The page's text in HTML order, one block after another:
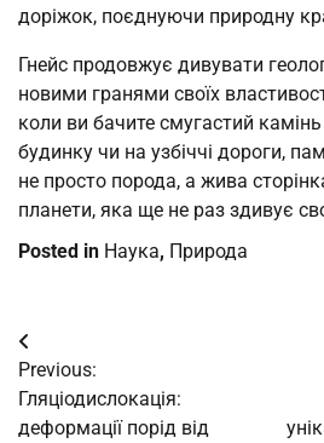
доріжок, поєднуючи природну
Гнейс продовжує дивувати
новими гранями своїх
коли ви бачите смугастий
будинку чи на узбіччі дороги,
не просто порода, а жива
планети, яка ще не раз здивує
Posted in Наука, Природа
Post
navigation
Previous:
Гляціодислокація:
деформації порід від